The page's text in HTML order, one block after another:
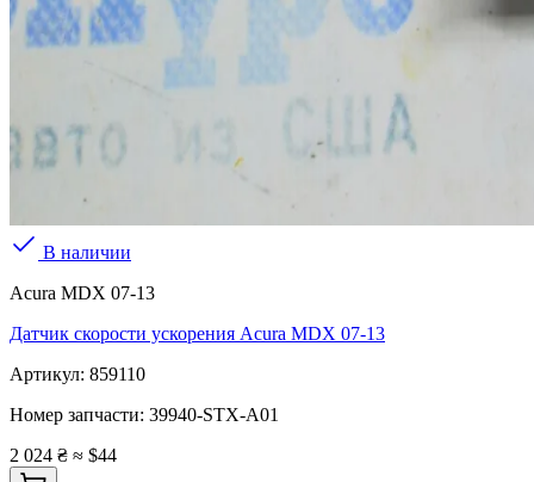
В наличии
Acura MDX 07-13
Датчик скорости ускорения Acura MDX 07-13
Артикул: 859110
Номер запчасти: 39940-STX-A01
2 024 ₴ ≈ $44